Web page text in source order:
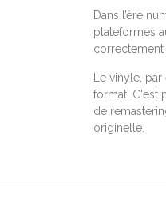
Dans l’ère
plateformes
correctement
Le vinyle,
format. C'est
de
originelle.